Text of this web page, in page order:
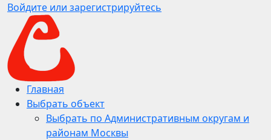
Войдите или зарегистрируйтесь
Главная
Выбрать объект
Выбрать по Административным округам и
районам Москвы